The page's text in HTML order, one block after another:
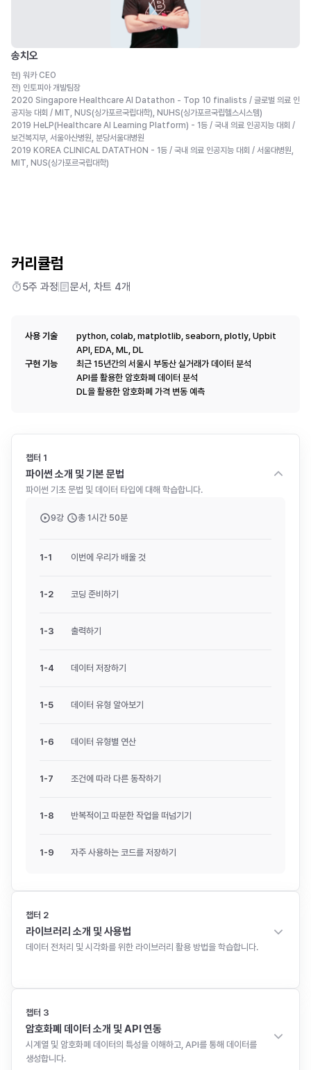
송치오
현) 워카 CEO
전) 인토피아 개발팀장
2020 Singapore Healthcare AI Datathon - Top 10 finalists / 글로벌 의료 인
공지능 대회 / MIT, NUS(싱가포르국립대학), NUHS(싱가포르국립헬스시스템)
2019 HeLP(Healthcare AI Learning Platform) - 1등 / 국내 의료 인공지능 대회 /
보건복지부, 서울아산병원, 분당서울대병원
2019 KOREA CLINICAL DATATHON - 1등 / 국내 의료 인공지능 대회 / 서울대병원,
MIT, NUS(싱가포르국립대학)
커리큘럼
5주 과정 문서, 차트 4개
사용 기술
python, colab, matplotlib, seaborn, plotly, Upbit
API, EDA, ML, DL
구현 기능
최근 15년간의 서울시 부동산 실거래가 데이터 분석
API를 활용한 암호화폐 데이터 분석
DL을 활용한 암호화폐 가격 변동 예측
챕터 1
파이썬 소개 및 기본 문법
파이썬 기초 문법 및 데이터 타입에 대해 학습합니다.
9강 총 1시간 50분
1-1 이번에 우리가 배울 것
1-2 코딩 준비하기
1-3 출력하기
1-4 데이터 저장하기
1-5 데이터 유형 알아보기
1-6 데이터 유형별 연산
1-7 조건에 따라 다른 동작하기
1-8 반복적이고 따분한 작업을 떠넘기기
1-9 자주 사용하는 코드를 저장하기
챕터 2
라이브러리 소개 및 사용법
데이터 전처리 및 시각화를 위한 라이브러리 활용 방법을 학습합니다.
챕터 3
암호화폐 데이터 소개 및 API 연동
시계열 및 암호화폐 데이터의 특성을 이해하고, API를 통해 데이터를
생성합니다.